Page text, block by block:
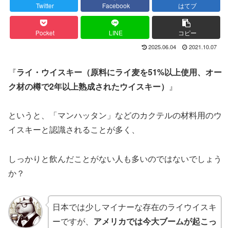
Twitter Facebook はてブ
Pocket LINE コピー
2025.06.04 2021.10.07
『ライ・ウイスキー（原料にライ麦を51%以上使用、オー
ク材の樽で2年以上熟成されたウイスキー） 』
というと、「マンハッタン」などのカクテルの材料用のウ
イスキーと認識されることが多く、
しっかりと飲んだことがない人も多いのではないでしょう
か？
日本では少しマイナーな存在のライウイスキ
ーですが、 アメリカでは今大ブームが起こっ